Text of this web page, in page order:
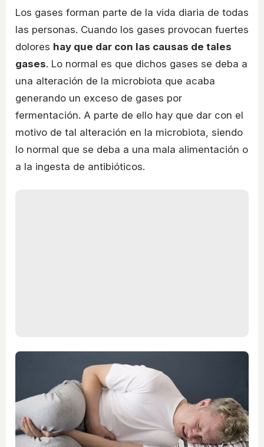
Los gases forman parte de la vida diaria de todas
las personas. Cuando los gases provocan fuertes
dolores hay que dar con las causas de tales
gases. Lo normal es que dichos gases se deba a
una alteración de la microbiota que acaba
generando un exceso de gases por
fermentación. A parte de ello hay que dar con el
motivo de tal alteración en la microbiota, siendo
lo normal que se deba a una mala alimentación o
a la ingesta de antibióticos.